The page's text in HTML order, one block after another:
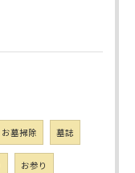
お墓掃除 墓誌
お参り